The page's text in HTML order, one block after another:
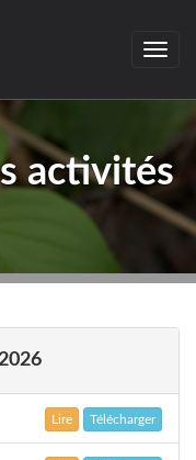
activités
Lire Télécharger